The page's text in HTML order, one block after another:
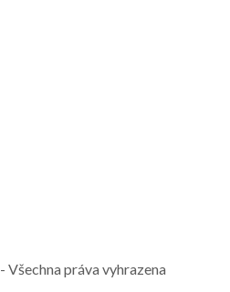
- Všechna práva vyhrazena